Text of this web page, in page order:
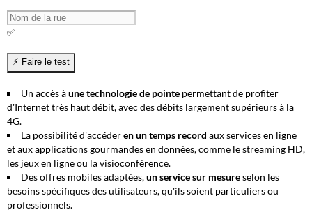
✅
Un accès àune technologie de pointe permettant de profiter
d'Internet très haut débit, avec des débits largement supérieurs à la
4G.
La possibilité d'accéderen un temps record aux services en ligne
et aux applications gourmandes en données, comme le streaming HD,
les jeux en ligne ou la visioconférence.
Des offres mobiles adaptées,un service sur mesureselon les
besoins spécifiques des utilisateurs, qu'ils soient particuliers ou
professionnels.